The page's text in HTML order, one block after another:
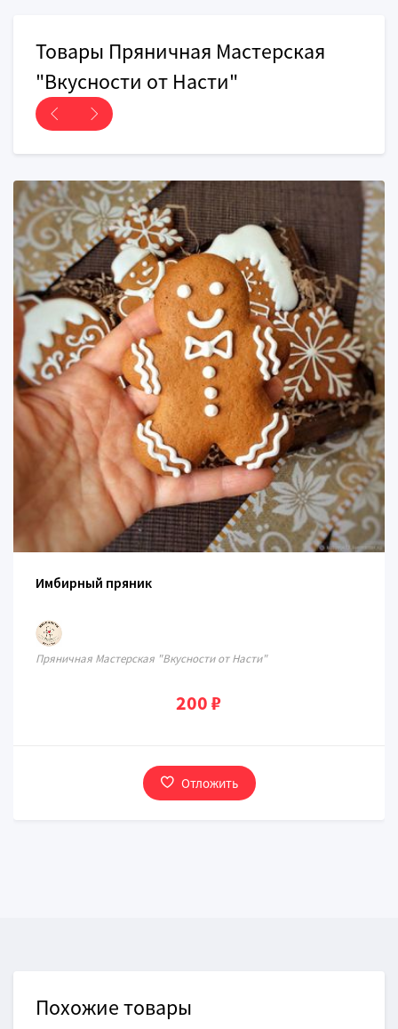
Товары Пряничная Мастерская
"Вкусности от Насти"
Имбирный пряник
Пряничная Мастерская "Вкусности от Насти"
200 ₽
Отложить
Похожие товары